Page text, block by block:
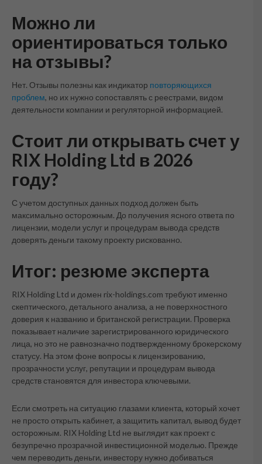
Можно ли
ориентироваться только
на отзывы?
Нет. Отзывы полезны как индикатор повторяющихся
проблем, но их нужно сопоставлять с реестрами, видом
деятельности компании и регуляторной информацией.
Стоит ли открывать счет у
RIX Holding Ltd в 2026
году?
С учетом доступных данных подход должен быть
максимально осторожным. До получения ясного ответа по
лицензии, модели услуг и процедурам вывода средств
доверять деньги такому проекту рискованно.
Итог: резюме эксперта
RIX Holding Ltd и домен rix-holdings.com требуют именно
скептического, детального анализа, а не поверхностного
доверия к названию и британской регистрации. Проверка
показывает наличие зарегистрированного юридического
лица, но это не равнозначно подтвержденному брокерскому
статусу. На этом фоне вопросы к лицензированию,
прозрачности услуг, репутации и процедурам вывода
средств становятся для инвестора ключевыми.
Если смотреть на ситуацию глазами клиента, который хочет
не просто открыть кабинет, а защитить капитал, вывод будет
осторожным. RIX Holding Ltd не выглядит как проект с
безупречно прозрачной инвестиционной моделью. Прежде
чем переводить деньги, инвестору нужно добиваться